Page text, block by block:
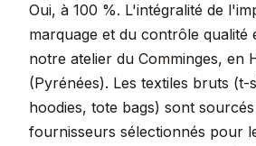
Oui, à 100 %. L'intégralité de
marquage et du contrôle qualité
notre atelier du Comminges, en
(Pyrénées). Les textiles bruts (t-
hoodies, tote bags) sont
fournisseurs sélectionnés pour